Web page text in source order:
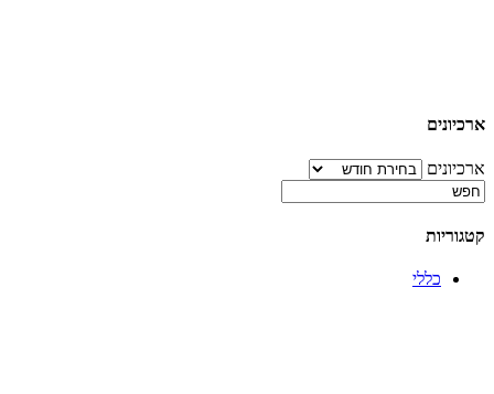
ארכיונים
ארכיונים
קטגוריות
כללי